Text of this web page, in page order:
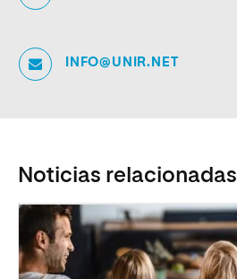
INFO@UNIR.NET
Noticias relacionadas